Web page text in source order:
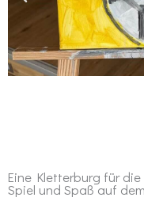
Eine Kletterburg für
Spiel und Spaß auf